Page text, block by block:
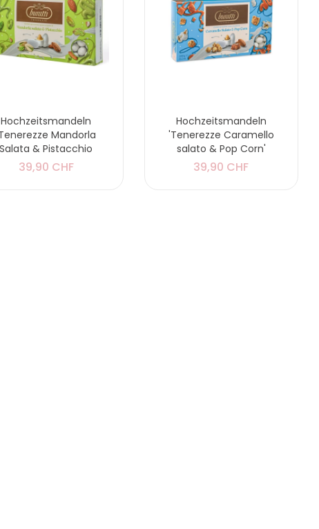
Hochzeitsmandeln
Mandorla
Salata & Pistacchio
39,90 CHF
Hochzeitsmandeln
'Tenerezze Caramello
salato & Pop Corn'
39,90 CHF